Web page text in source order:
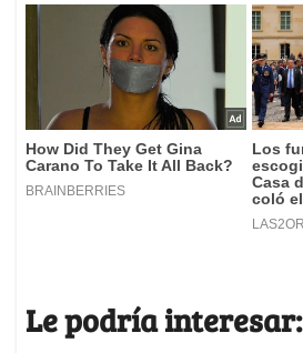
Le podría interesar: